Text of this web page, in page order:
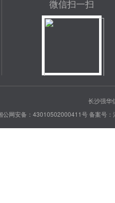
微信扫一扫
长沙强华
公网安备：43010502000411号备案号